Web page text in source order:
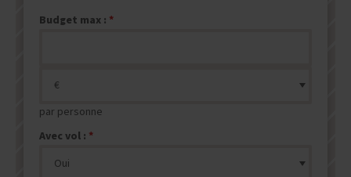
Budget max :
par personne
Avec vol :